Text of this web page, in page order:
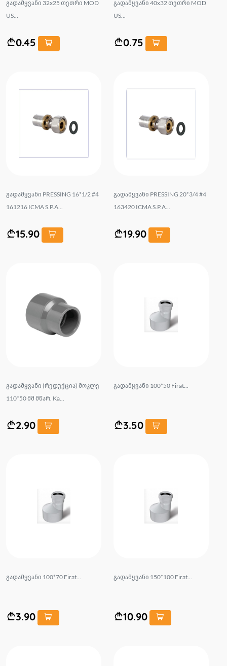
გადამყვანი 32x25 თეთრი MOD
US...
0.45
გადამყვანი 40x32 თეთრი MOD
US...
0.75
გადამყვანი PRESSING 16*1/2 #4
161216 ICMA S.P.A...
15.90
გადამყვანი PRESSING 20*3/4 #4
163420 ICMA S.P.A...
19.90
გადამყვანი (რედუქცია) მოკლე
110*50 მმ მწარ. Ka...
2.90
გადამყვანი 100*50 Firat...
3.50
გადამყვანი 100*70 Firat...
3.90
გადამყვანი 150*100 Firat...
10.90